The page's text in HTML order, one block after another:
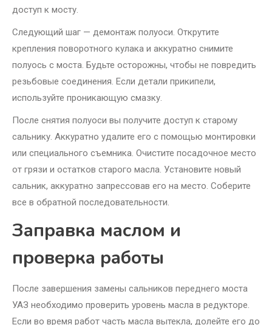
доступ к мосту.
Следующий шаг — демонтаж полуоси. Открутите
крепления поворотного кулака и аккуратно снимите
полуось с моста. Будьте осторожны, чтобы не повредить
резьбовые соединения. Если детали прикипели,
используйте проникающую смазку.
После снятия полуоси вы получите доступ к старому
сальнику. Аккуратно удалите его с помощью монтировки
или специального съемника. Очистите посадочное место
от грязи и остатков старого масла. Установите новый
сальник, аккуратно запрессовав его на место. Соберите
все в обратной последовательности.
Заправка маслом и
проверка работы
После завершения замены сальников переднего моста
УАЗ необходимо проверить уровень масла в редукторе.
Если во время работ часть масла вытекла, долейте его до